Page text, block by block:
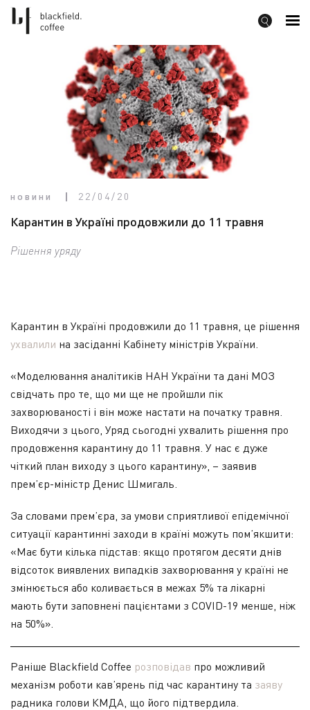
новини 22/04/20
Карантин в Україні продовжили до 11 травня
Рішення уряду
Карантин в Україні продовжили до 11 травня, це рішення
ухвалили на засіданні Кабінету міністрів України.
«Моделювання аналітиків НАН України та дані МОЗ
свідчать про те, що ми ще не пройшли пік
захворюваності і він може настати на початку травня.
Виходячи з цього, Уряд сьогодні ухвалить рішення про
продовження карантину до 11 травня. У нас є дуже
чіткий план виходу з цього карантину», – заявив
прем’єр-міністр Денис Шмигаль.
За словами прем’єра, за умови сприятливої епідемічної
ситуації карантинні заходи в країні можуть пом’якшити:
«Має бути кілька підстав: якщо протягом десяти днів
відсоток виявлених випадків захворювання у країні не
змінюється або коливається в межах 5% та лікарні
мають бути заповнені пацієнтами з COVID-19 менше, ніж
на 50%».
Раніше Blackfield Coffee розповідав про можливий
механізм роботи кав’ярень під час карантину та заяву
радника голови КМДА, що його підтвердила.